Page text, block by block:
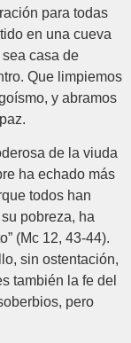
para todas
en una cueva
sea casa de
Que limpiemos
y abramos
de la viuda
ha echado más
todos han
pobreza, ha
(Mc 12, 43-44).
sin ostentación,
también la fe del
pero